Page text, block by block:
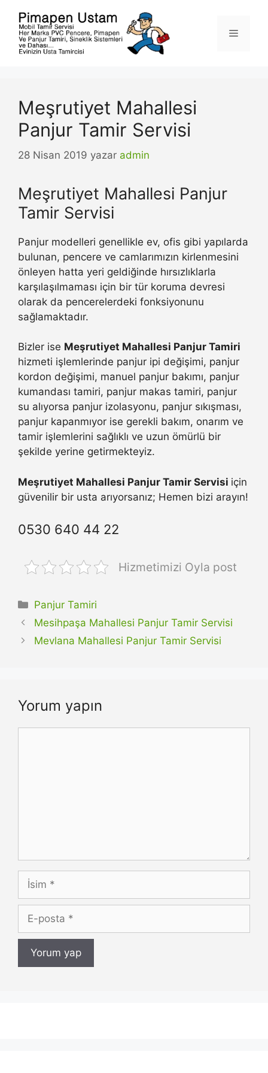
Menü
Meşrutiyet Mahallesi
Panjur Tamir Servisi
28 Nisan 2019 yazar admin
Meşrutiyet Mahallesi Panjur
Tamir Servisi
Panjur modelleri genellikle ev, ofis gibi yapılarda
bulunan, pencere ve camlarımızın kirlenmesini
önleyen hatta yeri geldiğinde hırsızlıklarla
karşılaşılmaması için bir tür koruma devresi
olarak da pencerelerdeki fonksiyonunu
sağlamaktadır.
Bizler ise Meşrutiyet Mahallesi Panjur Tamiri
hizmeti işlemlerinde panjur ipi değişimi, panjur
kordon değişimi, manuel panjur bakımı, panjur
kumandası tamiri, panjur makas tamiri, panjur
su alıyorsa panjur izolasyonu, panjur sıkışması,
panjur kapanmıyor ise gerekli bakım, onarım ve
tamir işlemlerini sağlıklı ve uzun ömürlü bir
şekilde yerine getirmekteyiz.
Meşrutiyet Mahallesi Panjur Tamir Servisi için
güvenilir bir usta arıyorsanız; Hemen bizi arayın!
0530 640 44 22
Hizmetimizi Oyla post
Kategoriler
Panjur Tamiri
Mesihpaşa Mahallesi Panjur Tamir Servisi
Mevlana Mahallesi Panjur Tamir Servisi
Yorum yapın
İsim
posta